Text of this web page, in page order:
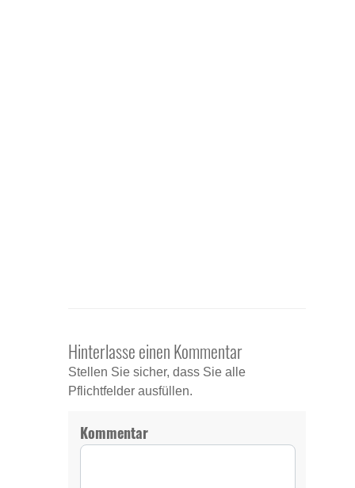
Hinterlasse einen Kommentar
Stellen Sie sicher, dass Sie alle
Pflichtfelder ausfüllen.
Kommentar